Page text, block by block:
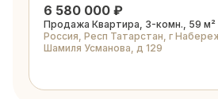
6 580 000 ₽
Продажа Квартира, 3-комн., 59 м²
Россия, Респ Татарстан, г
Шамиля Усманова, д 129